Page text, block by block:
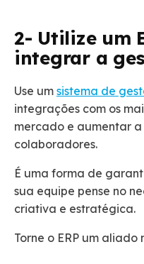
2- Utilize um
integrar a
Use um sistema de
integrações com os
mercado e aumentar
colaboradores.
É uma forma de
sua equipe pense no
criativa e estratégica.
Torne o ERP um